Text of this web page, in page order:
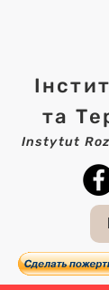
та
Instytut